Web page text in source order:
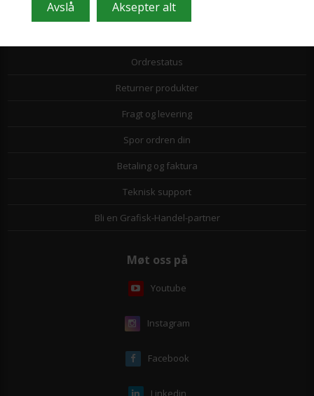
Ordrestatus
Returner produkter
Fragt og levering
Spor ordren din
Betaling og faktura
Teknisk support
Bli en Grafisk-Handel-partner
Møt oss på
Youtube
Instagram
Facebook
Linkedin